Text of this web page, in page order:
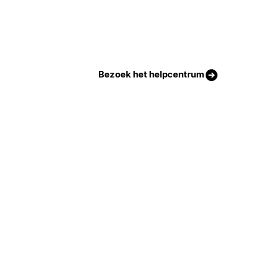
Bezoek het helpcentrum